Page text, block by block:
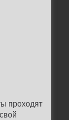
проходят